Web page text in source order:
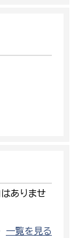
はありませ
一覧を見る